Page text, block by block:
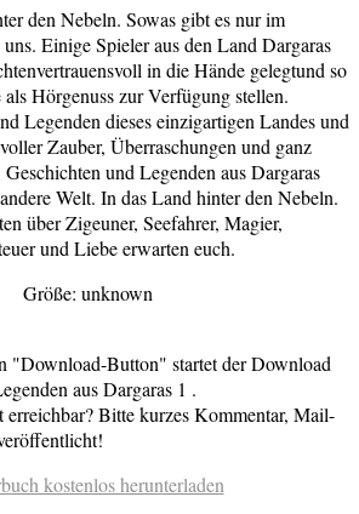
den Nebeln. Sowas gibt es nur im
Einige Spieler aus den Land Dargaras
in die Hände gelegtund so
Hörgenuss zur Verfügung stellen.
Legenden dieses einzigartigen Landes und
Zauber, Überraschungen und ganz
und Legenden aus Dargaras
Welt. In das Land hinter den Nebeln.
über Zigeuner, Seefahrer, Magier,
und Liebe erwarten euch.
Größe: unknown
"Download-Button" startet der Download
aus Dargaras 1 .
Bitte kurzes Kommentar, Mail-